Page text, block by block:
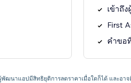
เข้าถึ
First
คำขอ
ฒนาแอปมีสิทธิยุติการลดราคาเมื่อใดก็ได้ และอา